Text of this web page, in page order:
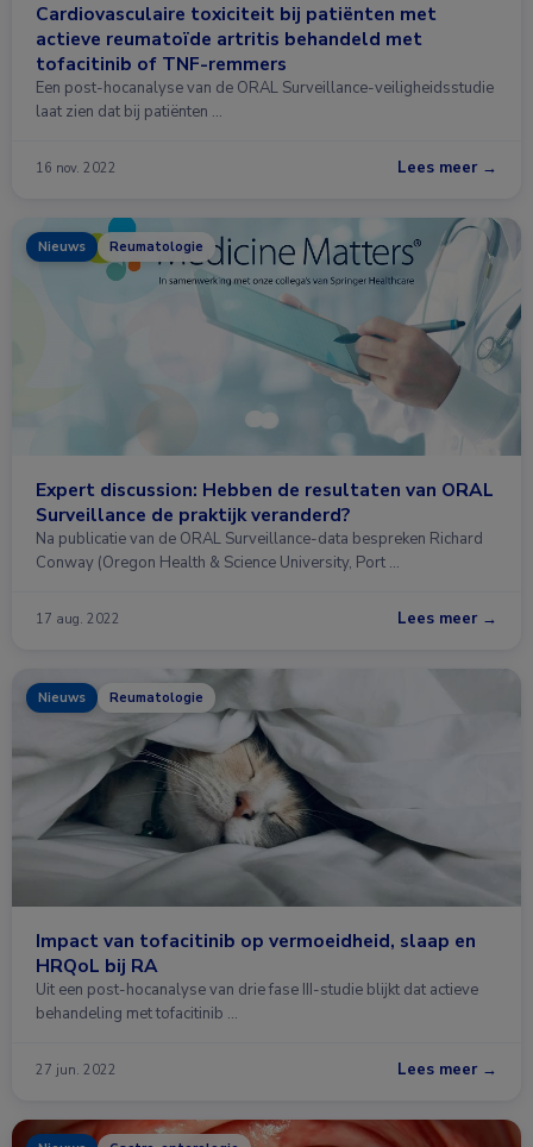
Cardiovasculaire toxiciteit bij patiënten met
actieve reumatoïde artritis behandeld met
tofacitinib of TNF-remmers
Een post-hocanalyse van de ORAL Surveillance-veiligheidsstudie
laat zien dat bij patiënten …
16 nov. 2022 Lees meer →
Nieuws Reumatologie
Expert discussion: Hebben de resultaten van ORAL
Surveillance de praktijk veranderd?
Na publicatie van de ORAL Surveillance-data bespreken Richard
Conway (Oregon Health & Science University, Port …
17 aug. 2022 Lees meer →
Nieuws Reumatologie
Impact van tofacitinib op vermoeidheid, slaap en
HRQoL bij RA
Uit een post-hocanalyse van drie fase III-studie blijkt dat actieve
behandeling met tofacitinib …
27 jun. 2022 Lees meer →